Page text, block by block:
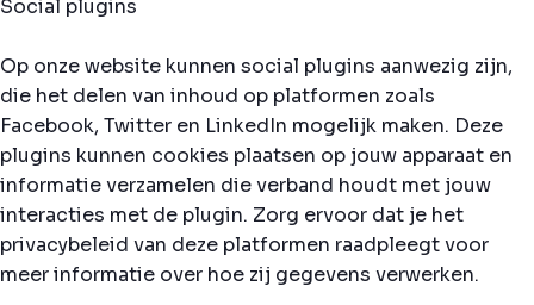
Social plugins
Op onze website kunnen social plugins aanwezig zijn,
die het delen van inhoud op platformen zoals
Facebook, Twitter en LinkedIn mogelijk maken. Deze
plugins kunnen cookies plaatsen op jouw apparaat en
informatie verzamelen die verband houdt met jouw
interacties met de plugin. Zorg ervoor dat je het
privacybeleid van deze platformen raadpleegt voor
meer informatie over hoe zij gegevens verwerken.